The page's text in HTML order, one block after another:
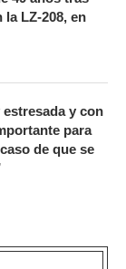
LZ-208, en
estresada y con
para
de que se